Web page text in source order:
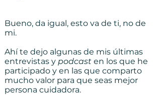
Bueno, da igual, esto va de ti, no de
mi.
Ahí te dejo algunas de mis últimas
entrevistas y podcast en los que he
participado y en las que comparto
mucho valor para que seas mejor
persona cuidadora.